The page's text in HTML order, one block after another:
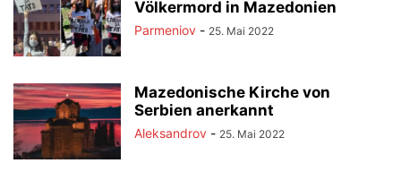
Völkermord in Mazedonien
Parmeniov - 25. Mai 2022
Mazedonische Kirche von
Serbien anerkannt
Aleksandrov - 25. Mai 2022